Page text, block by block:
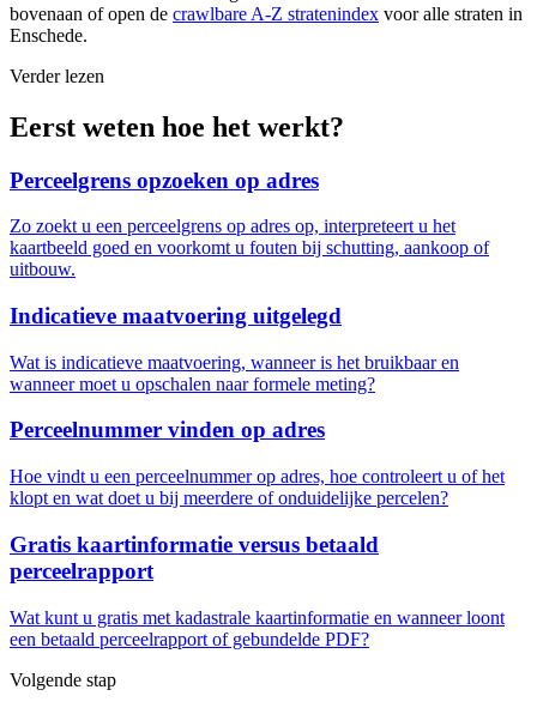
bovenaan of open de crawlbare A-Z stratenindex voor alle straten in
Enschede.
Verder lezen
Eerst weten hoe het werkt?
Perceelgrens opzoeken op adres
Zo zoekt u een perceelgrens op adres op, interpreteert u het
kaartbeeld goed en voorkomt u fouten bij schutting, aankoop of
uitbouw.
Indicatieve maatvoering uitgelegd
Wat is indicatieve maatvoering, wanneer is het bruikbaar en
wanneer moet u opschalen naar formele meting?
Perceelnummer vinden op adres
Hoe vindt u een perceelnummer op adres, hoe controleert u of het
klopt en wat doet u bij meerdere of onduidelijke percelen?
Gratis kaartinformatie versus betaald
perceelrapport
Wat kunt u gratis met kadastrale kaartinformatie en wanneer loont
een betaald perceelrapport of gebundelde PDF?
Volgende stap